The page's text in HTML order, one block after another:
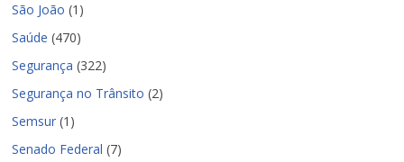
São João (1)
Saúde (470)
Segurança (322)
Segurança no Trânsito (2)
Semsur (1)
Senado Federal (7)